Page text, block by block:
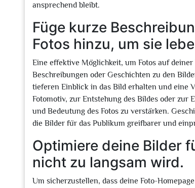
ansprechend bleibt.
Füge kurze
Fotos hinzu, um sie
Eine effektive Möglichkeit, um Fotos auf
Beschreibungen oder Geschichten zu den
tieferen Einblick in das Bild erhalten und eine
Fotomotiv, zur Entstehung des Bildes oder
und Bedeutung des Fotos zu verstärken.
die Bilder für das Publikum greifbarer und
Optimiere deine Bilder
nicht zu langsam wird.
Um sicherzustellen, dass deine Foto-